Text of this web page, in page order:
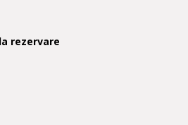
rezervare